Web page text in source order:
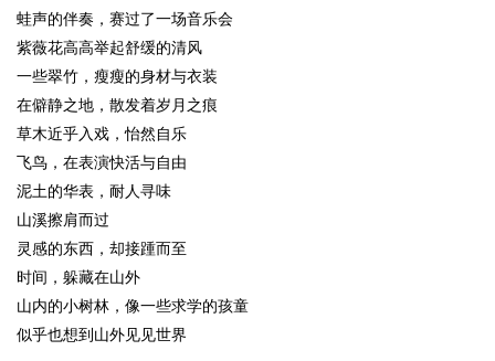
蛙声的伴奏，赛过了一场音乐会
紫薇花高高举起舒缓的清风
一些翠竹，瘦瘦的身材与衣装
在僻静之地，散发着岁月之痕
草木近乎入戏，怡然自乐
飞鸟，在表演快活与自由
泥土的华表，耐人寻味
山溪擦肩而过
灵感的东西，却接踵而至
时间，躲藏在山外
山内的小树林，像一些求学的孩童
似乎也想到山外见见世界